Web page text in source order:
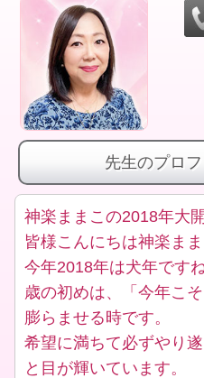
先生のプロ
神楽ままこの2018年大
皆様こんにちは神楽ま
今年2018年は犬年です
歳の初めは、「今年こ
膨らませる時です。
希望に満ちて必ずやり
と目が輝いています。